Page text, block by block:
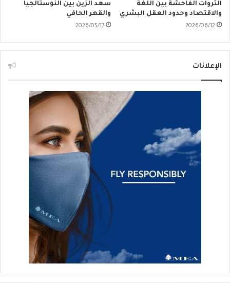
الثروات الفاحشة بين اللغة
والاقتصاد وحدود العقل البشري
2026/06/12
سعد الزين بين النوستالجيا
والقهر الحافي
2026/05/17
الإعلانات